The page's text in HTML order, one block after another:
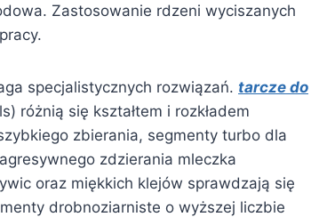
Zastosowanie rdzeni wyciszanych
specjalistycznych rozwiązań. tarcze do
różnią się kształtem i rozkładem
zbierania, segmenty turbo dla
zdzierania mleczka
oraz miękkich klejów sprawdzają się
drobnoziarniste o wyższej liczbie